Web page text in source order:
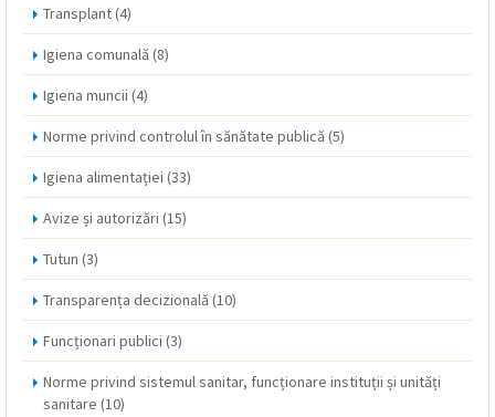
másodpercen
Transplant(4)
Igiena comunală (8)
Igiena muncii (4)
Norme privind controlul în sănătate publică (5)
Igiena alimentației (33)
Avize și autorizări (15)
Tutun (3)
Transparența decizională (10)
Funcționari publici (3)
Norme privind sistemul sanitar, funcționare instituții și unități
sanitare (10)